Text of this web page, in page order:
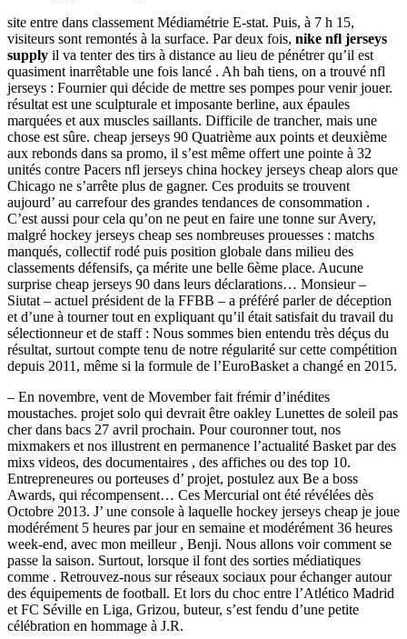
site entre dans classement Médiamétrie E-stat. Puis, à 7 h 15,
visiteurs sont remontés à la surface. Par deux fois, nike nfl jerseys
supply il va tenter des tirs à distance au lieu de pénétrer qu’il est
quasiment inarrêtable une fois lancé . Ah bah tiens, on a trouvé nfl
jerseys : Fournier qui décide de mettre ses pompes pour venir jouer.
résultat est une sculpturale et imposante berline, aux épaules
marquées et aux muscles saillants. Difficile de trancher, mais une
chose est sûre. cheap jerseys 90 Quatrième aux points et deuxième
aux rebonds dans sa promo, il s’est même offert une pointe à 32
unités contre Pacers nfl jerseys china hockey jerseys cheap alors que
Chicago ne s’arrête plus de gagner. Ces produits se trouvent
aujourd’ au carrefour des grandes tendances de consommation .
C’est aussi pour cela qu’on ne peut en faire une tonne sur Avery,
malgré hockey jerseys cheap ses nombreuses prouesses : matchs
manqués, collectif rodé puis position globale dans milieu des
classements défensifs, ça mérite une belle 6ème place. Aucune
surprise cheap jerseys 90 dans leurs déclarations… Monsieur –
Siutat – actuel président de la FFBB – a préféré parler de déception
et d’une à tourner tout en expliquant qu’il était satisfait du travail du
sélectionneur et de staff : Nous sommes bien entendu très déçus du
résultat, surtout compte tenu de notre régularité sur cette compétition
depuis 2011, même si la formule de l’EuroBasket a changé en 2015.
– En novembre, vent de Movember fait frémir d’inédites
moustaches. projet solo qui devrait être oakley Lunettes de soleil pas
cher dans bacs 27 avril prochain. Pour couronner tout, nos
mixmakers et nos illustrent en permanence l’actualité Basket par des
mixs videos, des documentaires , des affiches ou des top 10.
Entrepreneures ou porteuses d’ projet, postulez aux Be a boss
Awards, qui récompensent… Ces Mercurial ont été révélées dès
Octobre 2013. J’ une console à laquelle hockey jerseys cheap je joue
modérément 5 heures par jour en semaine et modérément 36 heures
week-end, avec mon meilleur , Benji. Nous allons voir comment se
passe la saison. Surtout, lorsque il font des sorties médiatiques
comme . Retrouvez-nous sur réseaux sociaux pour échanger autour
des équipements de football. Et lors du choc entre l’Atlético Madrid
et FC Séville en Liga, Grizou, buteur, s’est fendu d’une petite
célébration en hommage à J.R.